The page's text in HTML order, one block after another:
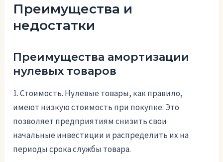
Преимущества и
недостатки
Преимущества амортизации
нулевых товаров
1. Стоимость. Нулевые товары, как правило,
имеют низкую стоимость при покупке. Это
позволяет предприятиям снизить свои
начальные инвестиции и распределить их на
периоды срока службы товара.